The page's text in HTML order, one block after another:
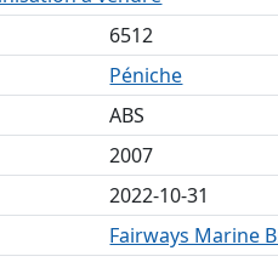
6512
Péniche
ABS
2007
2022-10-31
Fairways Marine